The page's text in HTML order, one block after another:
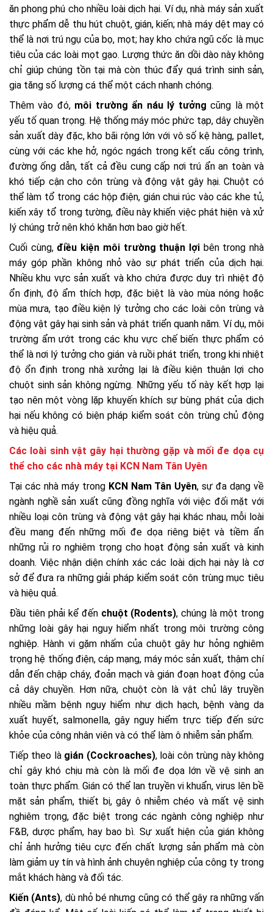
ăn phong phú cho nhiều loài dịch hại. Ví dụ, nhà máy sản xuất
thực phẩm dễ thu hút chuột, gián, kiến; nhà máy dệt may có
thể là nơi trú ngụ của bọ, mọt; hay kho chứa ngũ cốc là mục
tiêu của các loài mọt gạo. Lượng thức ăn dồi dào này không
chỉ giúp chúng tồn tại mà còn thúc đẩy quá trình sinh sản,
gia tăng số lượng cá thể một cách nhanh chóng.
Thêm vào đó, môi trường ẩn náu lý tưởng cũng là một
yếu tố quan trọng. Hệ thống máy móc phức tạp, dây chuyền
sản xuất dày đặc, kho bãi rộng lớn với vô số kệ hàng, pallet,
cùng với các khe hở, ngóc ngách trong kết cấu công trình,
đường ống dẫn, tất cả đều cung cấp nơi trú ẩn an toàn và
khó tiếp cận cho côn trùng và động vật gây hại. Chuột có
thể làm tổ trong các hộp điện, gián chui rúc vào các khe tủ,
kiến xây tổ trong tường, điều này khiến việc phát hiện và xử
lý chúng trở nên khó khăn hơn bao giờ hết.
Cuối cùng, điều kiện môi trường thuận lợibên trong nhà
máy góp phần không nhỏ vào sự phát triển của dịch hại.
Nhiều khu vực sản xuất và kho chứa được duy trì nhiệt độ
ổn định, độ ẩm thích hợp, đặc biệt là vào mùa nóng hoặc
mùa mưa, tạo điều kiện lý tưởng cho các loài côn trùng và
động vật gây hại sinh sản và phát triển quanh năm. Ví dụ, môi
trường ẩm ướt trong các khu vực chế biến thực phẩm có
thể là nơi lý tưởng cho gián và ruồi phát triển, trong khi nhiệt
độ ổn định trong nhà xưởng lại là điều kiện thuận lợi cho
chuột sinh sản không ngừng. Những yếu tố này kết hợp lại
tạo nên một vòng lặp khuyến khích sự bùng phát của dịch
hại nếu không có biện pháp kiểm soát côn trùng chủ động
và hiệu quả.
Các loài sinh vật gây hại thường gặp và mối đe dọa cụ
thể cho các nhà máy tại KCN Nam Tân Uyên
Tại các nhà máy trong KCN Nam Tân Uyên, sự đa dạng về
ngành nghề sản xuất cũng đồng nghĩa với việc đối mặt với
nhiều loại côn trùng và động vật gây hại khác nhau, mỗi loài
đều mang đến những mối đe dọa riêng biệt và tiềm ẩn
những rủi ro nghiêm trọng cho hoạt động sản xuất và kinh
doanh. Việc nhận diện chính xác các loài dịch hại này là cơ
sở để đưa ra những giải pháp kiểm soát côn trùng mục tiêu
và hiệu quả.
Đầu tiên phải kể đến chuột (Rodents), chúng là một trong
những loài gây hại nguy hiểm nhất trong môi trường công
nghiệp. Hành vi gặm nhấm của chuột gây hư hỏng nghiêm
trọng hệ thống điện, cáp mạng, máy móc sản xuất, thậm chí
dẫn đến chập cháy, đoản mạch và gián đoạn hoạt động của
cả dây chuyền. Hơn nữa, chuột còn là vật chủ lây truyền
nhiều mầm bệnh nguy hiểm như dịch hạch, bệnh vàng da
xuất huyết, salmonella, gây nguy hiểm trực tiếp đến sức
khỏe của công nhân viên và có thể làm ô nhiễm sản phẩm.
Tiếp theo là gián (Cockroaches), loài côn trùng này không
chỉ gây khó chịu mà còn là mối đe dọa lớn về vệ sinh an
toàn thực phẩm. Gián có thể lan truyền vi khuẩn, virus lên bề
mặt sản phẩm, thiết bị, gây ô nhiễm chéo và mất vệ sinh
nghiêm trọng, đặc biệt trong các ngành công nghiệp như
F&B, dược phẩm, hay bao bì. Sự xuất hiện của gián không
chỉ ảnh hưởng tiêu cực đến chất lượng sản phẩm mà còn
làm giảm uy tín và hình ảnh chuyên nghiệp của công ty trong
mắt khách hàng và đối tác.
Kiến (Ants), dù nhỏ bé nhưng cũng có thể gây ra những vấn